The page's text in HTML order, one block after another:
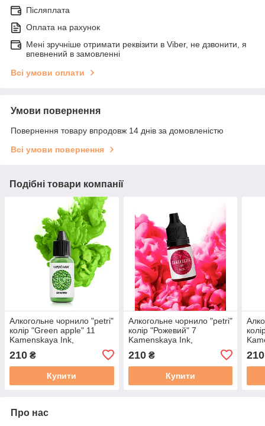
Післяплата
Оплата на рахунок
Мені зручніше отримати реквізити в Viber, не дзвонити, я
впевнений в замовленні
Всі умови оплати
Умови повернення
Повернення товару впродовж 14 днів за домовленістю
Всі умови повернення
Подібні товари компанії
Алкогольне чорнило "petri"
колір "Green apple" 11
Kamenskaya Ink,
210 ₴
Купити
Алкогольне чорнило "petri"
колір "Рожевий" 7
Kamenskaya Ink,
210₴
Купити
210
Про нас